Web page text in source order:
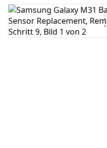
Kommentar